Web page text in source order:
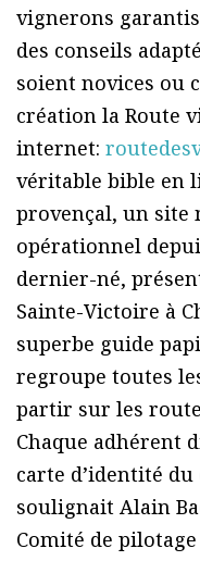
vignerons
des conseils
soient novices ou
création la Route
internet:
véritable bible en
provençal, un site
opérationnel
dernier-né,
Sainte-Victoire à
superbe guide
regroupe toutes
partir sur les
Chaque adhérent
carte d’identité
soulignait Alain
Comité de